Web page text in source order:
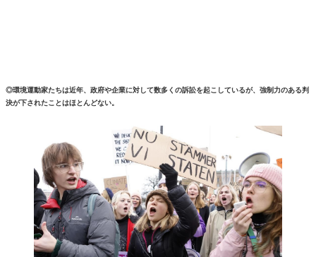
◎環境運動家たちは近年、政府や企業に対して数多くの訴訟を起こしているが、強制力のある判
決が下されたことはほとんどない。